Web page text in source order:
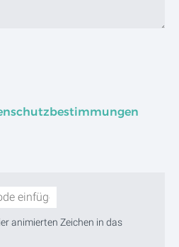
animierten Zeichen in das